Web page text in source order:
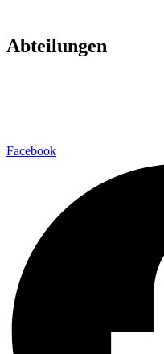
Abteilungen
Facebook